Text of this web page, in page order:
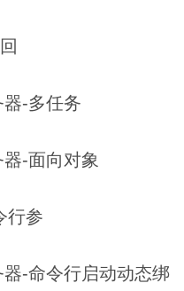
-多任务
-面向对象
行参
-命令行启动动态绑